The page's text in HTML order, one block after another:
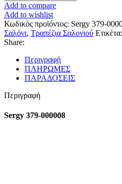
Add to compare
Add to wishlist
Κωδικός προϊόντος: Sergy 379-
Σαλόνι, Τραπέζια Σαλονιού Ετικέτα:
Share:
Περιγραφή
ΠΛΗΡΩΜΕΣ
ΠΑΡΑΔΟΣΕΙΣ
Περιγραφή
Sergy 379-000008